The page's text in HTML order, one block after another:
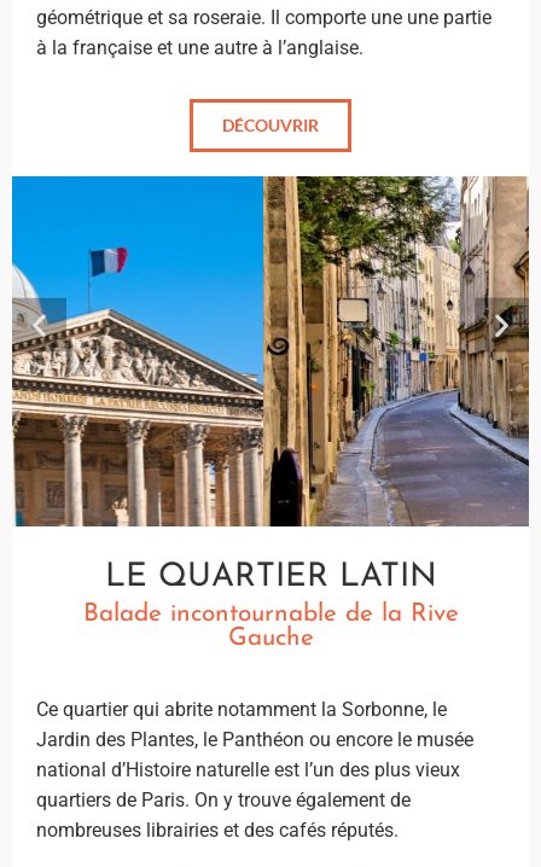
géométrique et sa roseraie. Il comporte une une partie
à la française et une autre à l’anglaise.
DÉCOUVRIR
LE QUARTIER LATIN
Balade incontournable de la Rive
Gauche
Ce quartier qui abrite notamment la Sorbonne, le
Jardin des Plantes, le Panthéon ou encore le musée
national d’Histoire naturelle est l’un des plus vieux
quartiers de Paris. On y trouve également de
nombreuses librairies et des cafés réputés.